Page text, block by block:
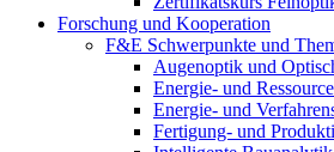
Forschung und Kooperation
F&E Schwerpunkte und
Augenoptik und
Energie- und
Energie- und
Fertigung- und